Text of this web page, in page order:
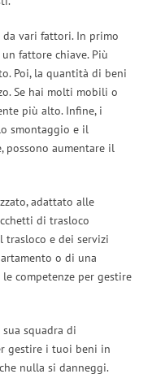
vari fattori. In primo
fattore chiave. Più
Poi, la quantità di beni
Se hai molti mobili o
più alto. Infine, i
smontaggio e il
possono aumentare il
adattato alle
di trasloco
trasloco e dei servizi
o di una
le competenze per gestire
squadra di
gestire i tuoi beni in
nulla si danneggi.